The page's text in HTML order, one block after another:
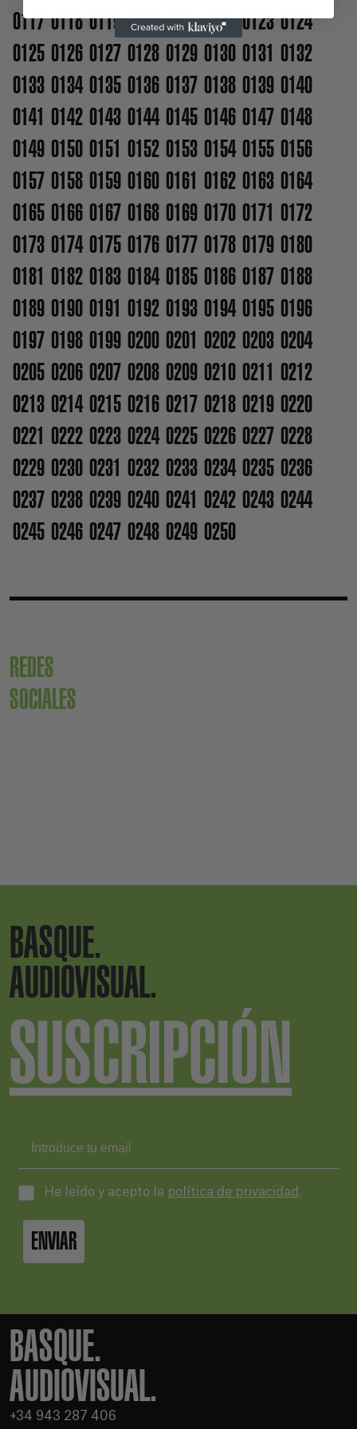
0117 0118 0119 0120 0121 0122 0123 0124
0125 0126 0127 0128 0129 0130 0131 0132
0133 0134 0135 0136 0137 0138 0139 0140
0141 0142 0143 0144 0145 0146 0147 0148
0149 0150 0151 0152 0153 0154 0155 0156
0157 0158 0159 0160 0161 0162 0163 0164
0165 0166 0167 0168 0169 0170 0171 0172
0173 0174 0175 0176 0177 0178 0179 0180
0181 0182 0183 0184 0185 0186 0187 0188
0189 0190 0191 0192 0193 0194 0195 0196
0197 0198 0199 0200 0201 0202 0203 0204
0205 0206 0207 0208 0209 0210 0211 0212
0213 0214 0215 0216 0217 0218 0219 0220
0221 0222 0223 0224 0225 0226 0227 0228
0229 0230 0231 0232 0233 0234 0235 0236
0237 0238 0239 0240 0241 0242 0243 0244
0245 0246 0247 0248 0249 0250
REDES
SOCIALES
BASQUE.
AUDIOVISUAL.
SUSCRIPCIÓN
He leído y acepto la política de privacidad .
ENVIAR
BASQUE.
AUDIOVISUAL.
+34 943 287 406